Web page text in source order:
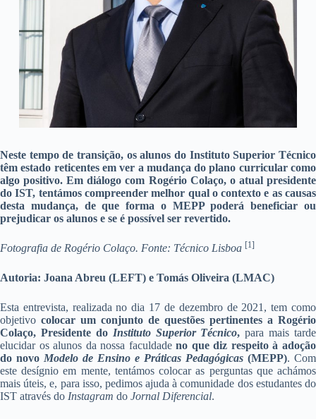
Neste tempo de transição, os alunos do Instituto Superior Técnico
têm estado reticentes em ver a mudança do plano curricular como
algo positivo. Em diálogo com Rogério Colaço, o atual presidente
do IST, tentámos compreender melhor qual o contexto e as causas
desta mudança, de que forma o MEPP poderá beneficiar ou
prejudicar os alunos e se é possível ser revertido.
Fotografia de Rogério Colaço. Fonte: Técnico Lisboa [1]
Autoria: Joana Abreu (LEFT) e Tomás Oliveira (LMAC)
Esta entrevista, realizada no dia 17 de dezembro de 2021, tem como
objetivo colocar um conjunto de questões pertinentes a Rogério
Colaço, Presidente do Instituto Superior Técnico, para mais tarde
elucidar os alunos da nossa faculdadeno que diz respeito à adoção
do novo Modelo de Ensino e Práticas Pedagógicas (MEPP). Com
este desígnio em mente, tentámos colocar as perguntas que achámos
mais úteis, e, para isso, pedimos ajuda à comunidade dos estudantes do
IST através do Instagram do Jornal Diferencial.